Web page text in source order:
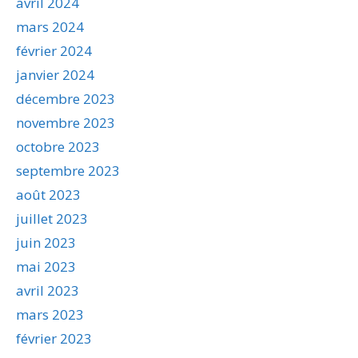
mars 2024
février 2024
janvier 2024
décembre 2023
novembre 2023
octobre 2023
septembre 2023
août 2023
juillet 2023
juin 2023
mai 2023
avril 2023
mars 2023
février 2023